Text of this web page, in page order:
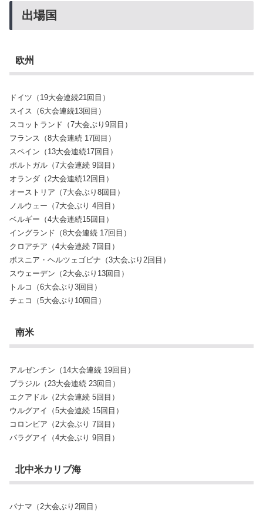
出場国
欧州
ドイツ（19大会連続21回目）
スイス（6大会連続13回目）
スコットランド（7大会ぶり9回目）
フランス（8大会連続 17回目）
スペイン（13大会連続17回目）
ポルトガル（7大会連続 9回目）
オランダ（2大会連続12回目）
オーストリア（7大会ぶり8回目）
ノルウェー（7大会ぶり 4回目）
ベルギー（4大会連続15回目）
イングランド（8大会連続 17回目）
クロアチア（4大会連続 7回目）
ボスニア・ヘルツェゴビナ（3大会ぶり2回目）
スウェーデン（2大会ぶり13回目）
トルコ（6大会ぶり3回目）
チェコ（5大会ぶり10回目）
南米
アルゼンチン（14大会連続 19回目）
ブラジル（23大会連続 23回目）
エクアドル（2大会連続 5回目）
ウルグアイ（5大会連続 15回目）
コロンビア（2大会ぶり 7回目）
パラグアイ（4大会ぶり 9回目）
北中米カリブ海
パナマ（2大会ぶり2回目）